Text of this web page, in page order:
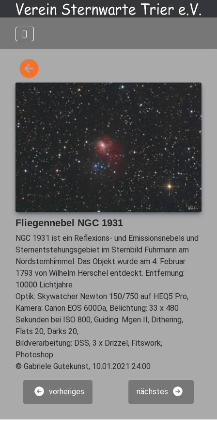
Fliegennebel NGC 1931
NGC 1931 ist ein Reflexions- und Emissionsnebels und
Sternentstehungsgebiet im Sternbild Fuhrmann am
Nordsternhimmel. Das Objekt wurde am 4. Februar
1793 von Wilhelm Herschel entdeckt. Entfernung:
10000 Lichtjahre
Optik: Skywatcher Newton 150/750 auf HEQ5 Pro,
Kamera: Canon EOS 600Da, Belichtung: 33 x 480
Sekunden bei ISO 800, Guiding: Mgen II, Dithering,
Flats 20, Darks 20,
Bildverarbeitung: DSS, 3 x Drizzel, Fitswork,
Photoshop
© Gabriele Gutekunst, 10.01.2021 24:00
vorheriges nächstes